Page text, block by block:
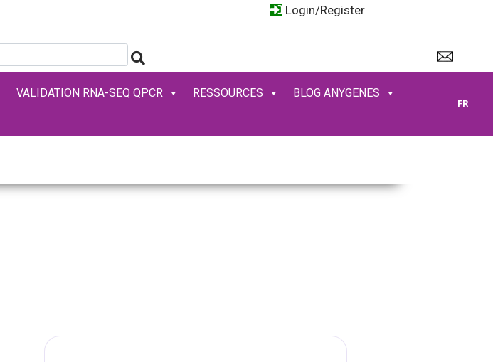
Login/Register
VALIDATION RNA-SEQ QPCR RESSOURCES BLOG ANYGENES
FR